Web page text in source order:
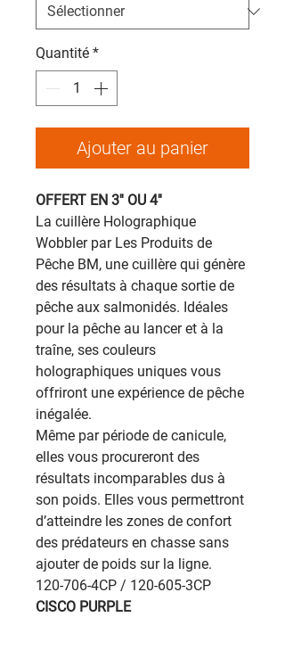
Quantité *
Ajouter au panier
OFFERT EN 3'' OU 4''
La cuillère Holographique
Wobbler par Les Produits de
Pêche BM, une cuillère qui génère
des résultats à chaque sortie de
pêche aux salmonidés. Idéales
pour la pêche au lancer et à la
traîne, ses couleurs
holographiques uniques vous
offriront une expérience de pêche
inégalée.
Même par période de canicule,
elles vous procureront des
résultats incomparables dus à
son poids. Elles vous permettront
d’atteindre les zones de confort
des prédateurs en chasse sans
ajouter de poids sur la ligne.
120-706-4CP / 120-605-3CP
CISCO PURPLE